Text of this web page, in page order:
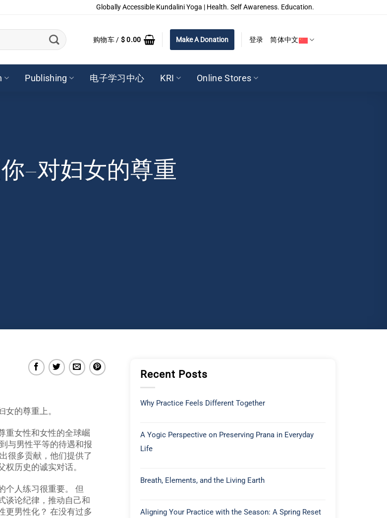
Globally Accessible Kundalini Yoga | Health. Self Awareness. Education.
购物车 / $0.00 Make A Donation 登录 简体中文
Publishing 电子学习中心 KRI Online Stores
–对妇女的尊重
的尊重上。
重女性和女性的全球崛
与男性平等的待遇和报
很多贡献，他们提供了
历史的诚实对话。
个人练习很重要。 但
谈论纪律，推动自己和
更男性化？ 在没有过多
Recent Posts
Why Practice Feels Different Together
A Yogic Perspective on Preserving Prana in Everyday
Life
Breath, Elements, and the Living Earth
Aligning Your Practice with the Season: A Spring Reset